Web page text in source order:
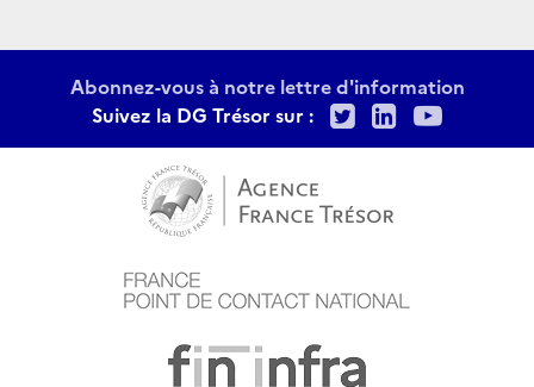
Abonnez-vous à notre lettre d'information
Suivez la DG Trésor sur :
TwitterLinkedIn